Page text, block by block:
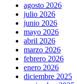
agosto 2026
julio 2026
junio 2026
mayo 2026
abril 2026
marzo 2026
febrero 2026
enero 2026
diciembre 2025